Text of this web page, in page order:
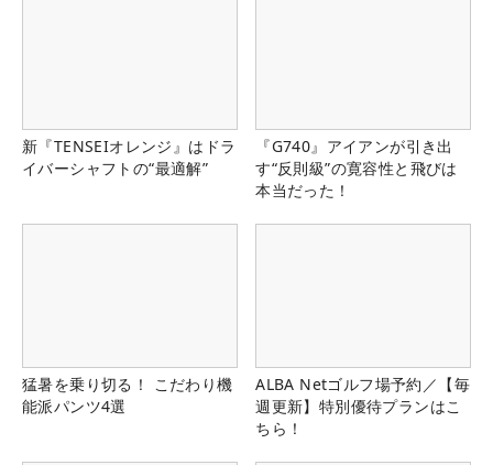
新『TENSEIオレンジ』はドラ
イバーシャフトの“最適解”
『G740』アイアンが引き出
す“反則級”の寛容性と飛びは
本当だった！
猛暑を乗り切る！ こだわり機
能派パンツ4選
ALBA Netゴルフ場予約／【毎
週更新】特別優待プランはこ
ちら！